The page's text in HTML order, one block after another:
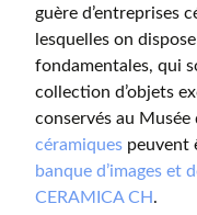
guère d’entreprises
lesquelles on
fondamentales, qui
collection d’objets
conservés au Musée
céramiques peuvent
banque d’images et
CERAMICA CH.